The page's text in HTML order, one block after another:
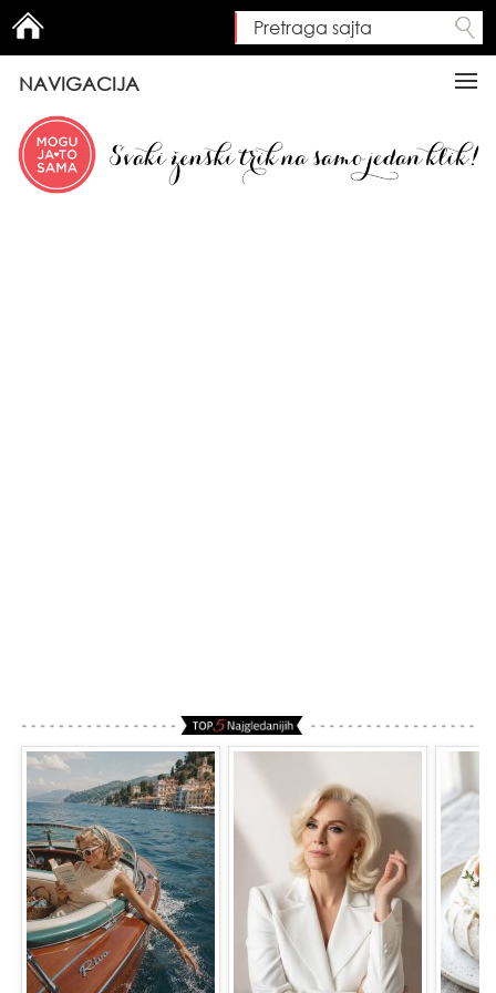
Search form
Pretraga sajta
NAVIGACIJA